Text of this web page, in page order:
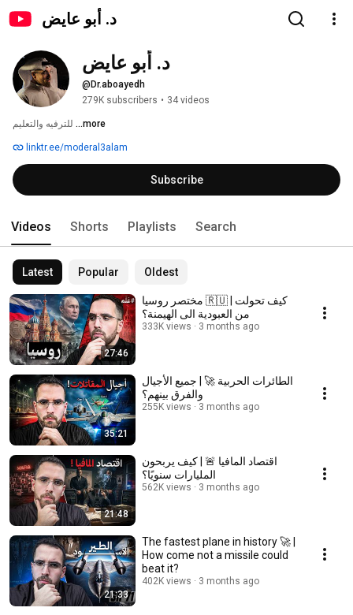
د. أبو عايض
د. أبو عايض
@Dr.aboayedh
279K subscribers • 34 videos
...more
linktr.ee/moderal3alam
Subscribe
Videos Shorts Playlists Search
Latest Popular Oldest
27:46
مختصر روسيا 🇷🇺 | كيف تحولت
من العبودية الى الهيمنة؟
333K views 3 months ago
35:21
الطائرات الحربية 🚀 | جميع الأجيال
والفرق بينهم؟
255K views 3 months ago
21:48
اقتصاد المافيا 🚨 | كيف يربحون
المليارات سنويًا؟
562K views 3 months ago
21:33
The fastest plane in history 🚀 |
How come not a missile could
beat it?
402K views 3 months ago